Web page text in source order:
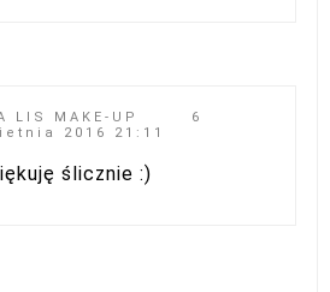
LIS MAKE-UP
6
2016 21:11
ślicznie :)